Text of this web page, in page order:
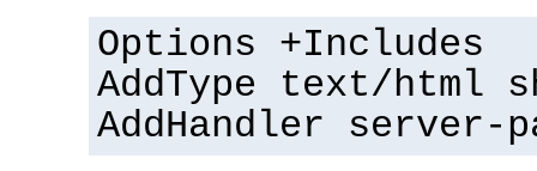
Options +Includes
AddType text/html
AddHandler server-